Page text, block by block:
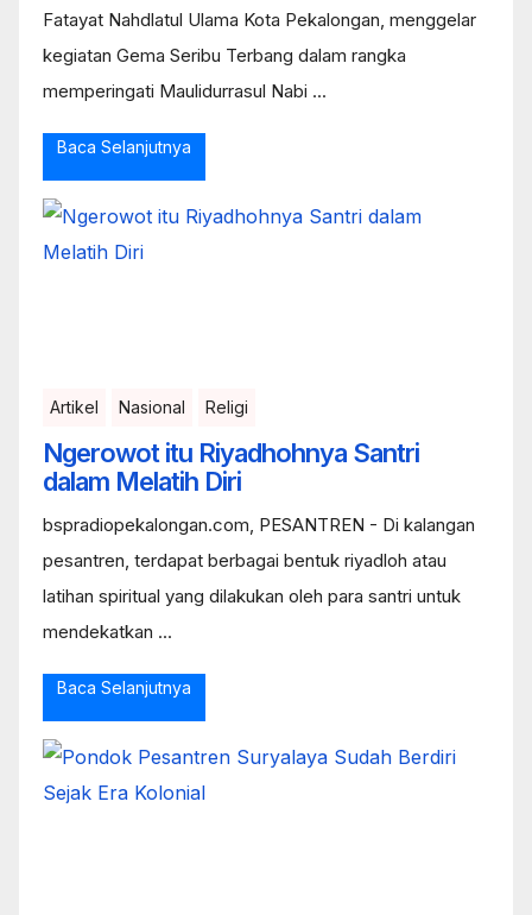
Fatayat Nahdlatul Ulama Kota Pekalongan, menggelar
kegiatan Gema Seribu Terbang dalam rangka
memperingati Maulidurrasul Nabi ...
Baca Selanjutnya
Artikel Nasional Religi
Ngerowot itu Riyadhohnya Santri
dalam Melatih Diri
bspradiopekalongan.com, PESANTREN - Di kalangan
pesantren, terdapat berbagai bentuk riyadloh atau
latihan spiritual yang dilakukan oleh para santri untuk
mendekatkan ...
Baca Selanjutnya